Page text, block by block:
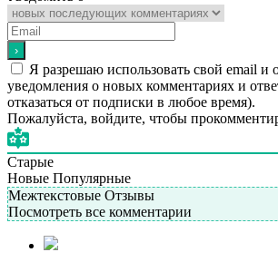
Я разрешаю использовать свой email и
уведомления о новых комментариях и
отказаться от подписки в любое время).
Пожалуйста, войдите, чтобы
Старые
Новые Популярные
Межтекстовые Отзывы
Посмотреть все комментарии